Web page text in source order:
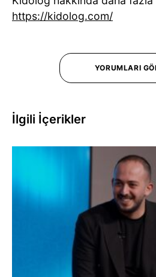
https://kidolog.com/
YORUMLARI
İlgili İçerikler